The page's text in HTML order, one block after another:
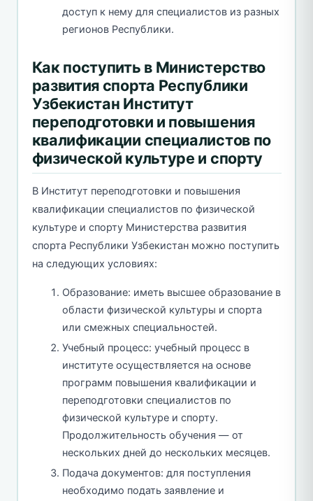
доступ к нему для специалистов из разных
регионов Республики.
Как поступить в Министерство
развития спорта Республики
Узбекистан Институт
переподготовки и повышения
квалификации специалистов по
физической культуре и спорту
В Институт переподготовки и повышения
квалификации специалистов по физической
культуре и спорту Министерства развития
спорта Республики Узбекистан можно поступить
на следующих условиях:
Образование: иметь высшее образование в
области физической культуры и спорта
или смежных специальностей.
Учебный процесс: учебный процесс в
институте осуществляется на основе
программ повышения квалификации и
переподготовки специалистов по
физической культуре и спорту.
Продолжительность обучения — от
нескольких дней до нескольких месяцев.
Подача документов: для поступления
необходимо подать заявление и